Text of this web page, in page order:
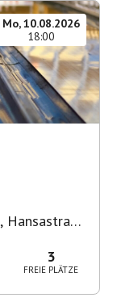
Mo, 10.08.2026
18:00
, Hansastraße
3
FREIE PLÄTZE